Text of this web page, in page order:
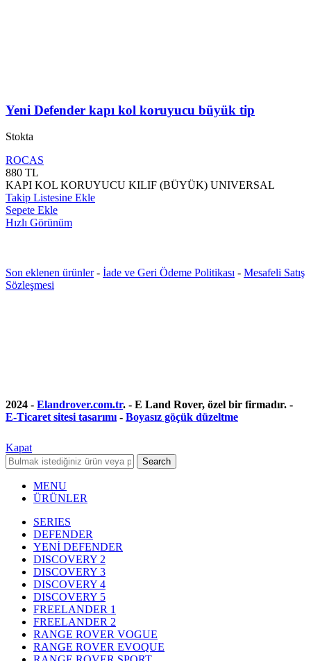
Yeni Defender kapı kol koruyucu büyük tip
Stokta
ROCAS
880 TL
KAPI KOL KORUYUCU KILIF (BÜYÜK) UNIVERSAL
Takip Listesine Ekle
Sepete Ekle
Hızlı Görünüm
Son eklenen ürünler- İade ve Geri Ödeme Politikası - Mesafeli Satış
Sözleşmesi
2024 - Elandrover.com.tr. - E Land Rover, özel bir firmadır. -
E-Ticaret sitesi tasarımı- Boyasız göçük düzeltme
Kapat
Search
MENU
ÜRÜNLER
SERIES
DEFENDER
YENİ DEFENDER
DISCOVERY 2
DISCOVERY 3
DISCOVERY 4
DISCOVERY 5
FREELANDER 1
FREELANDER 2
RANGE ROVER VOGUE
RANGE ROVER EVOQUE